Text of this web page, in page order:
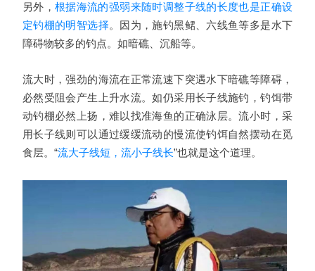
另外， 根据海流的强弱来随时调整子线的长度也是正确设
定钓棚的明智选择。因为，施钓黑鲪、六线鱼等多是水下
障碍物较多的钓点。如暗礁、沉船等。
流大时，强劲的海流在正常流速下突遇水下暗礁等障碍，
必然受阻会产生上升水流。如仍采用长子线施钓，钓饵带
动钓棚必然上扬，难以找准海鱼的正确泳层。流小时，采
用长子线则可以通过缓缓流动的慢流使钓饵自然摆动在觅
食层。“流大子线短，流小子线长”也就是这个道理。